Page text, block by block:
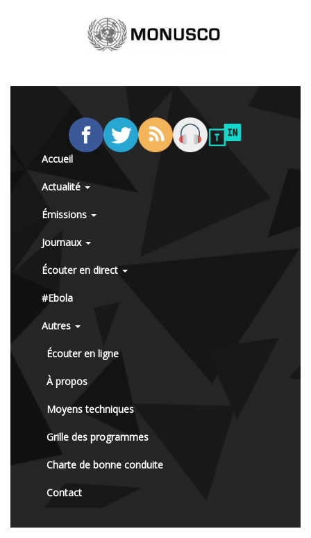
Accueil
Actualité
Émissions
Journaux
Écouter en direct
#Ebola
Autres
Écouter en ligne
À propos
Moyens techniques
Grille des programmes
Charte de bonne conduite
Contact